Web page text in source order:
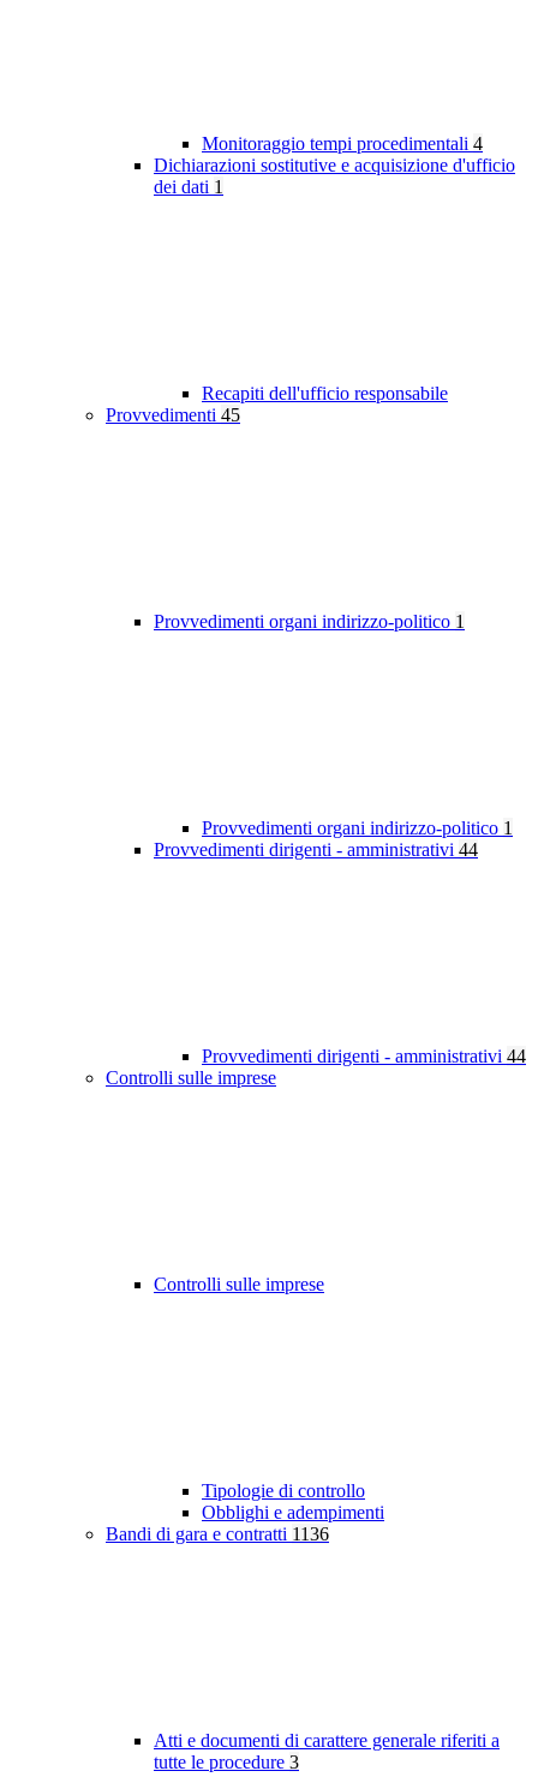
Monitoraggio tempi procedimentali 4
Dichiarazioni sostitutive e acquisizione d'ufficio
dei dati 1
Recapiti dell'ufficio responsabile
Provvedimenti 45
Provvedimenti organi indirizzo-politico 1
Provvedimenti organi indirizzo-politico 1
Provvedimenti dirigenti - amministrativi 44
Provvedimenti dirigenti - amministrativi 44
Controlli sulle imprese
Controlli sulle imprese
Tipologie di controllo
Obblighi e adempimenti
Bandi di gara e contratti 1136
Atti e documenti di carattere generale riferiti a
tutte le procedure 3